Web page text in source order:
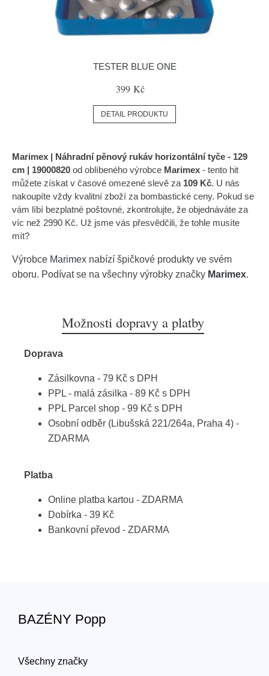
TESTER BLUE ONE
399 Kč
DETAIL PRODUKTU
Marimex | Náhradní pěnový rukáv horizontální tyče - 129
cm | 19000820 od oblíbeného výrobce Marimex - tento hit
můžete získat v časové omezené slevě za 109 Kč. U nás
nakoupíte vždy kvalitní zboží za bombastické ceny. Pokud se
vám líbí bezplatné poštovné, zkontrolujte, že objednáváte za
víc než 2990 Kč. Už jsme vás přesvědčili, že tohle musíte
mít?
Výrobce Marimex nabízí špičkové produkty ve svém
oboru. Podívat se na všechny výrobky značky Marimex.
Možnosti dopravy a platby
Doprava
Zásilkovna - 79 Kč s DPH
PPL - malá zásilka - 89 Kč s DPH
PPL Parcel shop - 99 Kč s DPH
Osobní odběr (Libušská 221/264a, Praha 4) -
ZDARMA
Platba
Online platba kartou - ZDARMA
Dobírka - 39 Kč
Bankovní převod - ZDARMA
BAZÉNY Popp
Všechny značky